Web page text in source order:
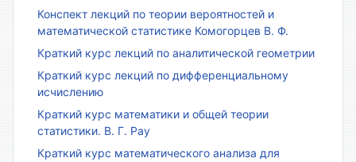
Конспект лекций по теории вероятностей и
математической статистике Комогорцев В. Ф.
Краткий курс лекций по аналитической геометрии
Краткий курс лекций по дифференциальному
исчислению
Краткий курс математики и общей теории
статистики. В. Г. Рау
Краткий курс математического анализа для